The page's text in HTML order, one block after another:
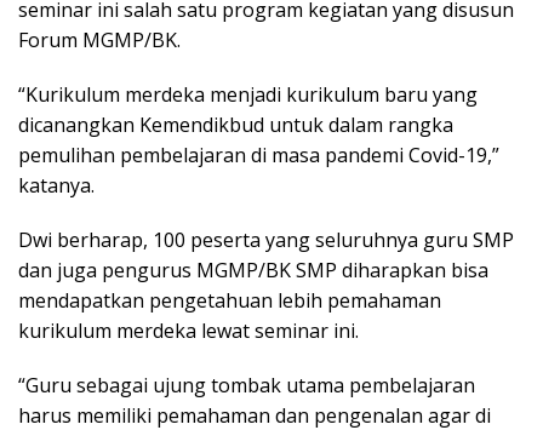
seminar ini salah satu program kegiatan yang disusun
Forum MGMP/BK.
“Kurikulum merdeka menjadi kurikulum baru yang
dicanangkan Kemendikbud untuk dalam rangka
pemulihan pembelajaran di masa pandemi Covid-19,”
katanya.
Dwi berharap, 100 peserta yang seluruhnya guru SMP
dan juga pengurus MGMP/BK SMP diharapkan bisa
mendapatkan pengetahuan lebih pemahaman
kurikulum merdeka lewat seminar ini.
“Guru sebagai ujung tombak utama pembelajaran
harus memiliki pemahaman dan pengenalan agar di